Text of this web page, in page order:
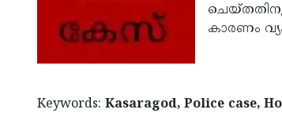
കാരണം
Keywords: Kasaragod, Police case,